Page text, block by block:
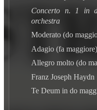
Concerto n. 1 in
orchestra
Moderato (do
Adagio (fa maggiore)
Allegro molto (do
Franz Joseph Haydn
Te Deum in do